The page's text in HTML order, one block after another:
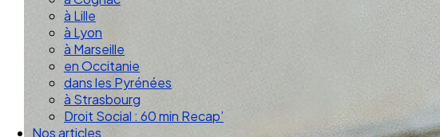
à Lille
à Lyon
à Marseille
en Occitanie
dans les Pyrénées
à Strasbourg
Droit Social : 60 min Recap’
Nos articles